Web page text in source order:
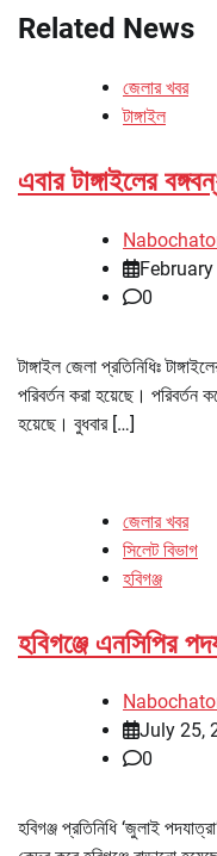
Related News
জেলার খবর
টাঙ্গাইল
এবার টাঙ্গাইলের
0
টাঙ্গাইল জেলা প্রতিনিধিঃ
পরিবর্তন করা হয়েছে। পরিবর্তন
হয়েছে। বুধবার […]
জেলার খবর
সিলেট বিভাগ
হবিগঞ্জ
হবিগঞ্জে এনসিপির
July 25,
0
হবিগঞ্জ প্রতিনিধি ‘জুলাই